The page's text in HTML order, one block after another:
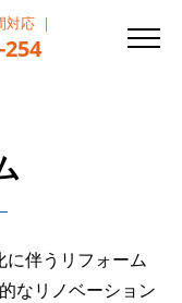
対応
伴うリフォーム
なリノベーション